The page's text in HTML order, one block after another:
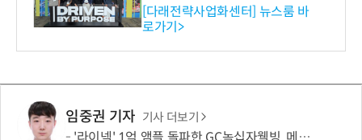
와의 비즈니스 미팅 지원…K
-바이오 해외 진출 교두보 확
보
[다래전략사업화센터] 뉴스룸 바
로가기>
임중권 기자 기사 더보기